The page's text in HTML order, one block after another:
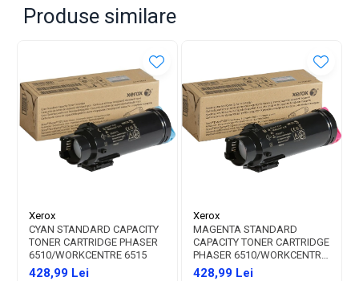
Produse similare
Xerox
CYAN STANDARD CAPACITY
TONER CARTRIDGE PHASER
6510/WORKCENTRE 6515
428,99 Lei
Xerox
MAGENTA STANDARD
CAPACITY TONER CARTRIDGE
PHASER 6510/WORKCENTRE
6515
428,99 Lei